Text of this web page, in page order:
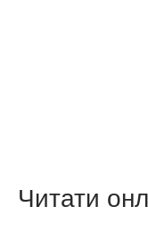
Читати